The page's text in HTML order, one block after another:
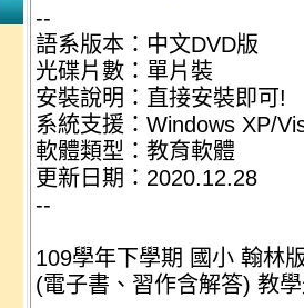
--
語系版本：中文DVD版
光碟片數：單片裝
安裝說明：直接安裝即可!
系統支援：Windows XP/
軟體類型：教育軟體
更新日期：2020.12.28
--
109學年下學期 國小 翰林
(電子書、習作含解答) 教